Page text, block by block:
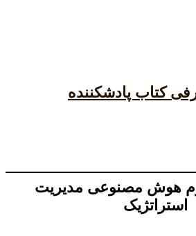
پادشکننده
مصنوعی مدیریت